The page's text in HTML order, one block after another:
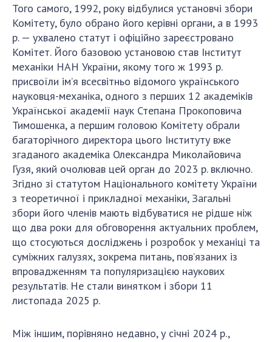
Того самого, 1992, року відбулися установчі збори
Комітету, було обрано його керівні органи, а в 1993
р. — ухвалено статут і офіційно зареєстровано
Комітет. Його базовою установою став Інститут
механіки НАН України, якому того ж 1993 р.
присвоїли ім’я всесвітньо відомого українського
науковця-механіка, одного з перших 12 академіків
Української академії наук Степана Прокоповича
Тимошенка, а першим головою Комітету обрали
багаторічного директора цього Інституту вже
згаданого академіка Олександра Миколайовича
Гузя, який очолював цей орган до 2023 р. включно.
Згідно зі статутом Національного комітету України
з теоретичної і прикладної механіки, Загальні
збори його членів мають відбуватися не рідше ніж
що два роки для обговорення актуальних проблем,
що стосуються досліджень і розробок у механіці та
суміжних галузях, зокрема питань, пов’язаних із
впровадженням та популяризацією наукових
результатів. Не стали винятком і збори 11
листопада 2025 р.
Між іншим, порівняно недавно, у січні 2024 р.,